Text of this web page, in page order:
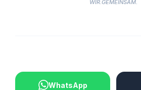
WIR.GEMEINSAM.
WhatsApp